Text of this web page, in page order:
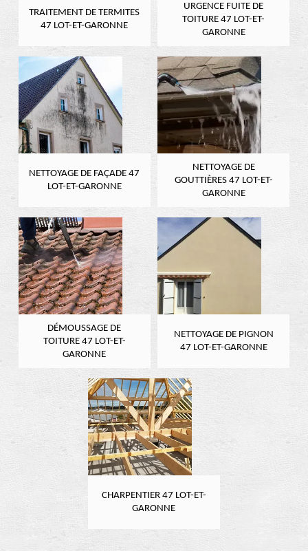
TRAITEMENT DE TERMITES
47 LOT-ET-GARONNE
URGENCE FUITE DE
TOITURE 47 LOT-ET-
GARONNE
NETTOYAGE DE FAÇADE 47
LOT-ET-GARONNE
NETTOYAGE DE
GOUTTIÈRES 47 LOT-ET-
GARONNE
DÉMOUSSAGE DE
TOITURE 47 LOT-ET-
GARONNE
NETTOYAGE DE PIGNON
47 LOT-ET-GARONNE
CHARPENTIER 47 LOT-ET-
GARONNE